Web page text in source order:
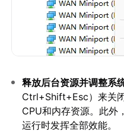
释放后台资源并调整系
Ctrl+Shift+Esc）来关
CPU和内存资源。此外
运行时发挥全部效能。